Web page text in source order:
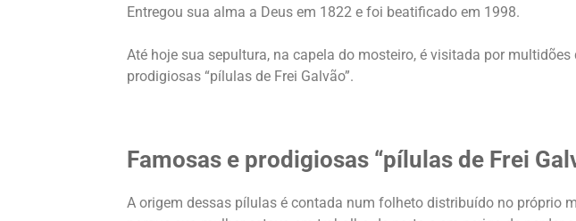
Entregou sua alma a Deus em 1822 e foi beatificado em 1998.
Até hoje sua sepultura, na capela do mosteiro, é visitada por
prodigiosas “pílulas de Frei Galvão”.
Famosas e prodigiosas “pílulas de Frei
A origem dessas pílulas é contada num folheto distribuído no próprio